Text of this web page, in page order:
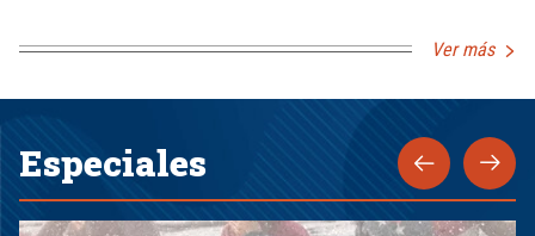
Ver más
Especiales